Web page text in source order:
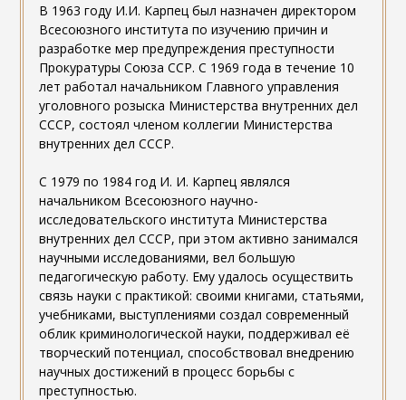
В 1963 году И.И. Карпец был назначен директором
Всесоюзного института по изучению причин и
разработке мер предупреждения преступности
Прокуратуры Союза ССР. С 1969 года в течение 10
лет работал начальником Главного управления
уголовного розыска Министерства внутренних дел
СССР, состоял членом коллегии Министерства
внутренних дел СССР.
С 1979 по 1984 год И. И. Карпец являлся
начальником Всесоюзного научно-
исследовательского института Министерства
внутренних дел СССР, при этом активно занимался
научными исследованиями, вел большую
педагогическую работу. Ему удалось осуществить
связь науки с практикой: своими книгами, статьями,
учебниками, выступлениями создал современный
облик криминологической науки, поддерживал её
творческий потенциал, способствовал внедрению
научных достижений в процесс борьбы с
преступностью.